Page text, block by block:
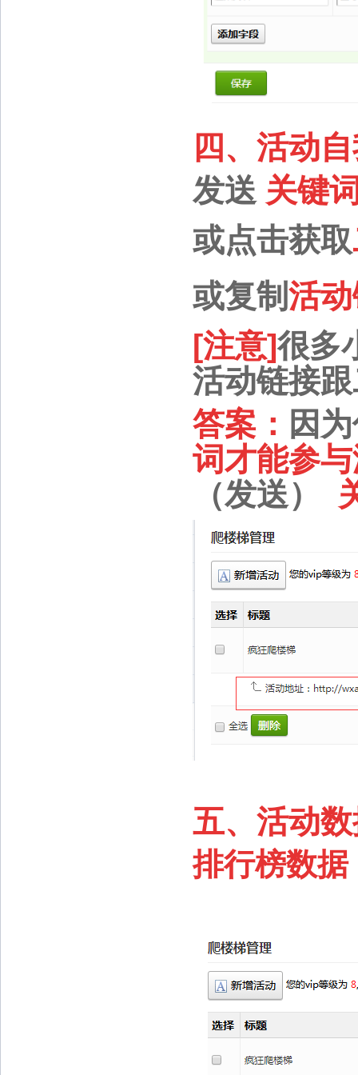
四、活动
发送 关键
或点击获取
或复制 活
[注意]很多
活动链接
答案： 因
词才能参
（发送）
五、活动
排行榜数